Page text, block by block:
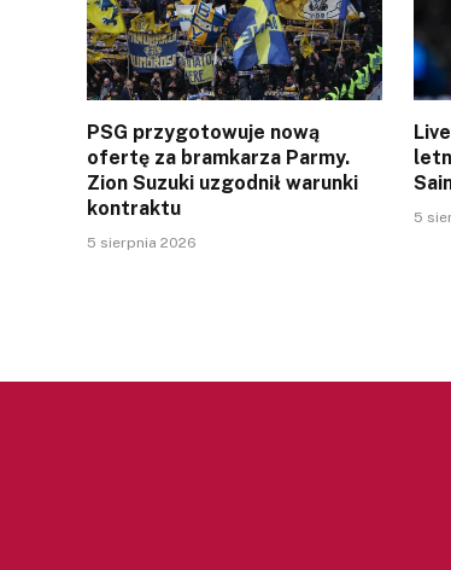
PSG przygotowuje nową
ofertę za bramkarza Parmy.
Zion Suzuki uzgodnił warunki
kontraktu
5 sierpnia 2026
5